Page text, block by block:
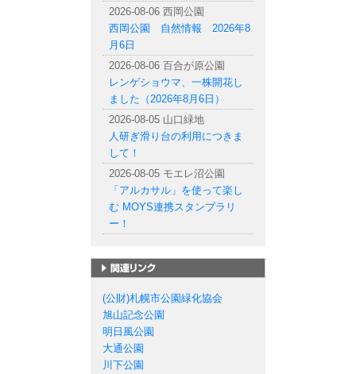
2026-08-06 西岡公園
西岡公園 自然情報 2026年8
月6日
2026-08-06 百合が原公園
レンゲショウマ、一株開花し
ました（2026年8月6日）
2026-08-05 山口緑地
人研ぎ滑り台の利用につきま
して！
2026-08-05 モエレ沼公園
「アルカサル」を使って楽し
む MOYS連携スタンプラリ
ー！
(公財)札幌市公園緑化協会
旭山記念公園
明日風公園
大通公園
川下公園